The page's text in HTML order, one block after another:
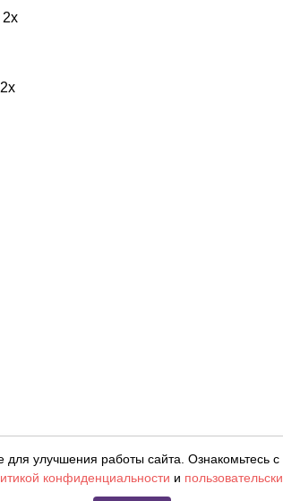
цвета могут отличаться от
улучшения работы сайта. Ознакомьтесь с
конфиденциальности и